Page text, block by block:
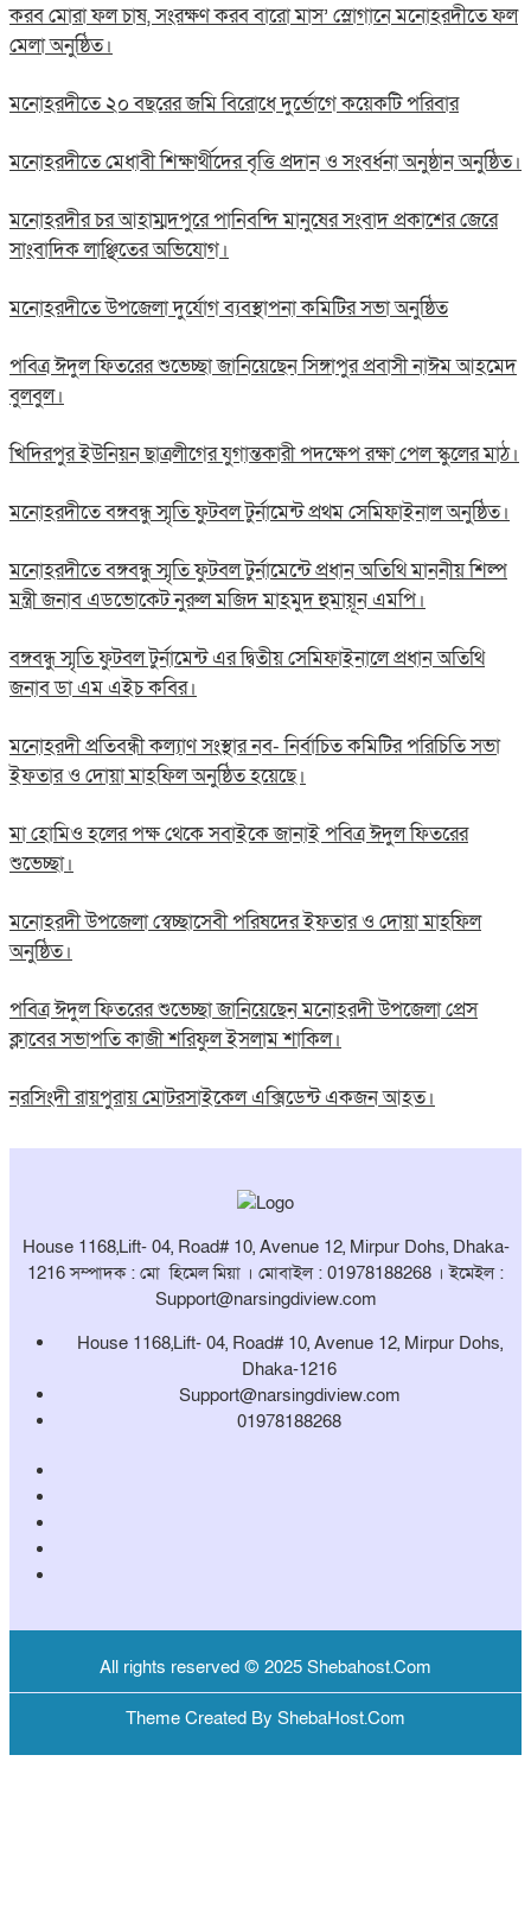
করব মোরা ফল চাষ, সংরক্ষণ করব বারো মাস’ স্লোগানে মনোহরদীতে ফল
মেলা অনুষ্ঠিত।
মনোহরদীতে ২০ বছরের জমি বিরোধে দুর্ভোগে কয়েকটি পরিবার
মনোহরদীতে মেধাবী শিক্ষার্থীদের বৃত্তি প্রদান ও সংবর্ধনা অনুষ্ঠান অনুষ্ঠিত।
মনোহরদীর চর আহাম্মদপুরে পানিবন্দি মানুষের সংবাদ প্রকাশের জেরে
সাংবাদিক লাঞ্ছিতের অভিযোগ।
মনোহরদীতে উপজেলা দুর্যোগ ব্যবস্থাপনা কমিটির সভা অনুষ্ঠিত
পবিত্র ঈদুল ফিতরের শুভেচ্ছা জানিয়েছেন সিঙ্গাপুর প্রবাসী নাঈম আহমেদ
বুলবুল।
খিদিরপুর ইউনিয়ন ছাত্রলীগের যুগান্তকারী পদক্ষেপ রক্ষা পেল স্কুলের মাঠ।
মনোহরদীতে বঙ্গবন্ধু স্মৃতি ফুটবল টুর্নামেন্ট প্রথম সেমিফাইনাল অনুষ্ঠিত।
মনোহরদীতে বঙ্গবন্ধু স্মৃতি ফুটবল টুর্নামেন্টে প্রধান অতিথি মাননীয় শিল্প
মন্ত্রী জনাব এডভোকেট নুরুল মজিদ মাহমুদ হুমায়ূন এমপি।
বঙ্গবন্ধু স্মৃতি ফুটবল টুর্নামেন্ট এর দ্বিতীয় সেমিফাইনালে প্রধান অতিথি
জনাব ডা এম এইচ কবির।
মনোহরদী প্রতিবন্ধী কল্যাণ সংস্থার নব- নির্বাচিত কমিটির পরিচিতি সভা
ইফতার ও দোয়া মাহফিল অনুষ্ঠিত হয়েছে।
মা হোমিও হলের পক্ষ থেকে সবাইকে জানাই পবিত্র ঈদুল ফিতরের
শুভেচ্ছা।
মনোহরদী উপজেলা স্বেচ্ছাসেবী পরিষদের ইফতার ও দোয়া মাহফিল
অনুষ্ঠিত।
পবিত্র ঈদুল ফিতরের শুভেচ্ছা জানিয়েছেন মনোহরদী উপজেলা প্রেস
ক্লাবের সভাপতি কাজী শরিফুল ইসলাম শাকিল।
নরসিংদী রায়পুরায় মোটরসাইকেল এক্সিডেন্ট একজন আহত।
House 1168,Lift- 04, Road# 10, Avenue 12, Mirpur Dohs, Dhaka-
1216 সম্পাদক : মো হিমেল মিয়া । মোবাইল : 01978188268 । ইমেইল :
Support@narsingdiview.com
House 1168,Lift- 04, Road# 10, Avenue 12, Mirpur Dohs,
Dhaka-1216
Support@narsingdiview.com
01978188268
All rights reserved © 2025 Shebahost.Com
Theme Created By ShebaHost.Com